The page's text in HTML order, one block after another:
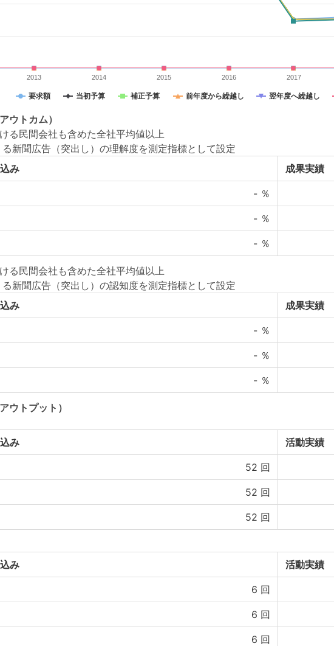
要求額 当初予算 補正予算 前年度から繰越し 翌年度へ繰越し
2013 2014 2015 2016 2017
アウトカム）
る民間会社も含めた全社平均値以上
新聞広告（突出し）の理解度を測定指標として設定
み 成果実績
- ％
- ％
- ％
る民間会社も含めた全社平均値以上
新聞広告（突出し）の認知度を測定指標として設定
み 成果実績
- ％
- ％
- ％
アウトプット）
み 活動実績
52 回
52 回
52 回
み 活動実績
6 回
6 回
6 回